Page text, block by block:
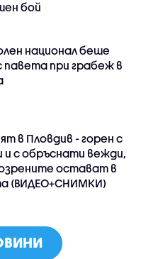
бой
национал беше
павета при грабеж в
в Пловдив - горен с
и с обръснати вежди,
остават в
(ВИДЕО+СНИМКИ)